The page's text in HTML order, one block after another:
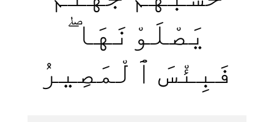
يَصْلَوْنَهَا ۖ
فَبِئْسَ ٱلْمَصِيرُ